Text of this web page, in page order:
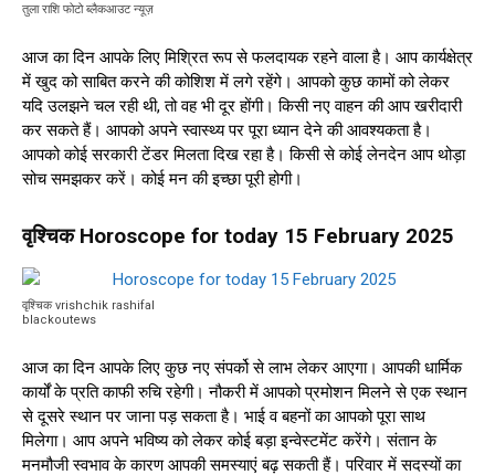
तुला राशि फोटो ब्लैकआउट न्यूज़
आज का दिन आपके लिए मिश्रित रूप से फलदायक रहने वाला है। आप कार्यक्षेत्र
में खुद को साबित करने की कोशिश में लगे रहेंगे। आपको कुछ कामों को लेकर
यदि उलझने चल रही थी, तो वह भी दूर होंगी। किसी नए वाहन की आप खरीदारी
कर सकते हैं। आपको अपने स्वास्थ्य पर पूरा ध्यान देने की आवश्यकता है।
आपको कोई सरकारी टेंडर मिलता दिख रहा है। किसी से कोई लेनदेन आप थोड़ा
सोच समझकर करें। कोई मन की इच्छा पूरी होगी।
वृश्चिक Horoscope for today 15 February 2025
वृश्चिक vrishchik rashifal
blackoutews
आज का दिन आपके लिए कुछ नए संपर्को से लाभ लेकर आएगा। आपकी धार्मिक
कार्यों के प्रति काफी रुचि रहेगी। नौकरी में आपको प्रमोशन मिलने से एक स्थान
से दूसरे स्थान पर जाना पड़ सकता है। भाई व बहनों का आपको पूरा साथ
मिलेगा। आप अपने भविष्य को लेकर कोई बड़ा इन्वेस्टमेंट करेंगे। संतान के
मनमौजी स्वभाव के कारण आपकी समस्याएं बढ़ सकती हैं। परिवार में सदस्यों का